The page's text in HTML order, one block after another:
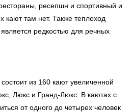
ресепшн и спортивный и
кают там нет. Также теплоход
редкостью для речных
из 160 кают увеличенной
Люкс и Гранд-Люкс. В каютах с
от одного до четырех человек